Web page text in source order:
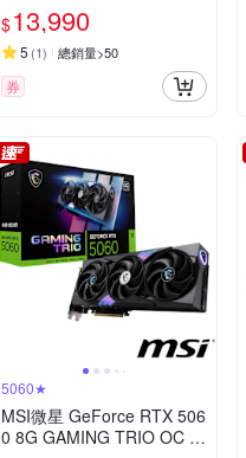
扇顯示卡 VCG5060T8DFX
PB1
$13,990
5 (1) 總銷量>50
券
5060★
MSI微星 GeForce RTX 506
0 8G GAMING TRIO OC 顯